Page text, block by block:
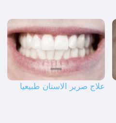
علاج صرير الاسنان طبيعيا